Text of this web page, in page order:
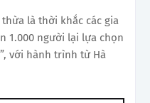
là thời khắc các gia
1.000 người lại lựa chọn
với hành trình từ Hà